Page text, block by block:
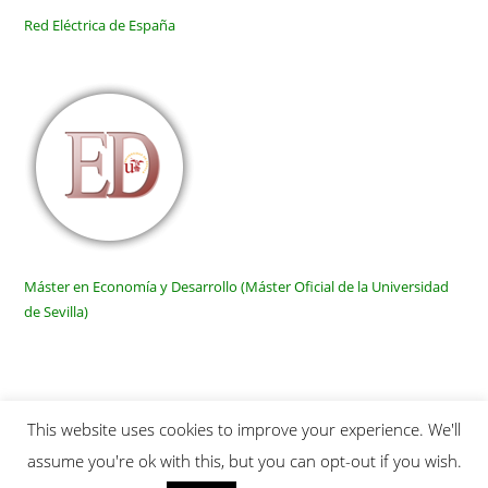
Red Eléctrica de España
Máster en Economía y Desarrollo (Máster Oficial de la Universidad
de Sevilla)
Publicaciones
Contactar
This website uses cookies to improve your experience. We'll
assume you're ok with this, but you can opt-out if you wish.